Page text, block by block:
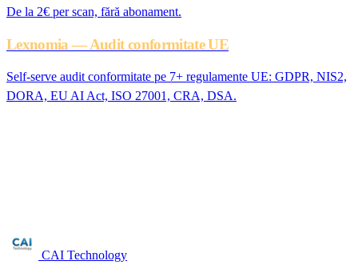
De la 2€ per scan, fără abonament.
Lexnomia — Audit conformitate UE
Self-serve audit conformitate pe 7+ regulamente UE: GDPR, NIS2,
DORA, EU AI Act, ISO 27001, CRA, DSA.
CAI Technology